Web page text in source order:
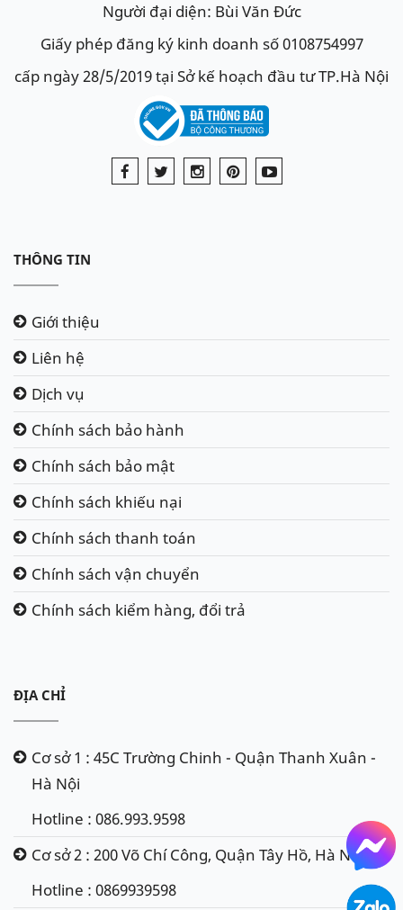
Người đại diện: Bùi Văn Đức
Giấy phép đăng ký kinh doanh số 0108754997
cấp ngày 28/5/2019 tại Sở kế hoạch đầu tư TP.Hà Nội
THÔNG TIN
Giới thiệu
Liên hệ
Dịch vụ
Chính sách bảo hành
Chính sách bảo mật
Chính sách khiếu nại
Chính sách thanh toán
Chính sách vận chuyển
Chính sách kiểm hàng, đổi trả
ĐỊA CHỈ
Cơ sở 1 : 45C Trường Chinh - Quận Thanh Xuân -
Hà Nội
Hotline : 086.993.9598
Cơ sở 2 : 200 Võ Chí Công, Quận Tây Hồ, Hà Nội
Hotline : 0869939598